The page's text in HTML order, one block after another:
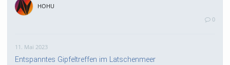
HOHU
0
11. Mai 2023
Entspanntes Gipfeltreffen im Latschenmeer